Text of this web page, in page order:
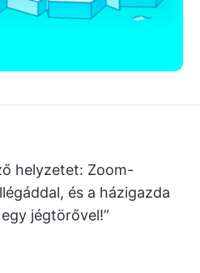
helyzetet: Zoom-
és a házigazda
jégtörővel!”